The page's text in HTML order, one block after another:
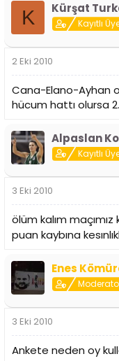
K Kürşat
Kayıtlı
2 Eki 2010
Cana-Elano-Ayhan
hücum hattı olursa
Alpaslan
Kayıtlı
3 Eki 2010
ölüm kalım
puan kaybına
Enes
3 Eki 2010
Ankete neden oy